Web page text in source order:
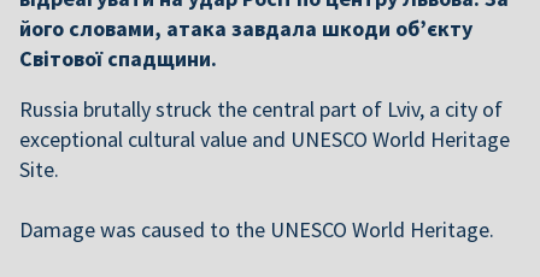
його словами, атака завдала шкоди об’єкту
Світової спадщини.
Russia brutally struck the central part of Lviv, a city of
exceptional cultural value and UNESCO World Heritage
Site.
Damage was caused to the UNESCO World Heritage.